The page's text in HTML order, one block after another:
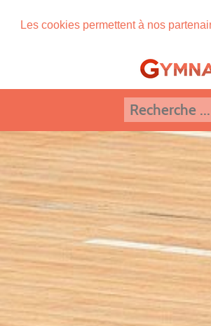
Les cookies permettent à nos